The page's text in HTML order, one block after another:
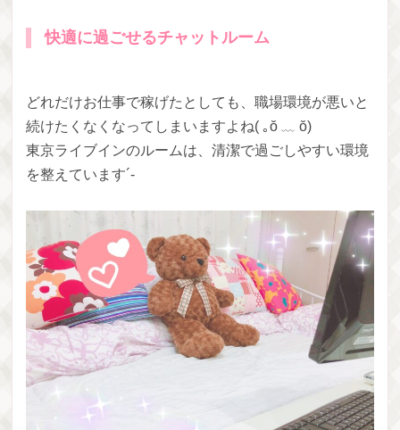
快適に過ごせるチャットルーム
どれだけお仕事で稼げたとしても、職場環境が悪いと
続けたくなくなってしまいますよね( ｡ŏ ﹏ ŏ)
東京ライブインのルームは、清潔で過ごしやすい環境
を整えています´-